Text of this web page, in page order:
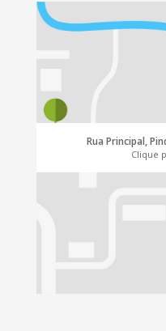
Rua Principal,
Clique